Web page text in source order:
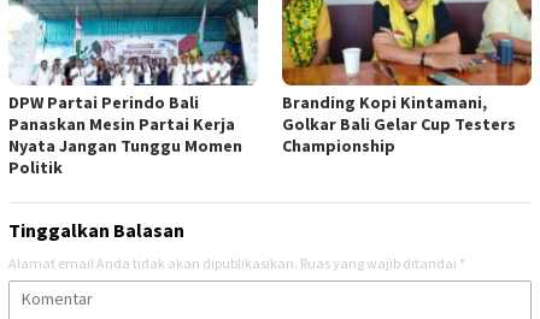
DPW Partai Perindo Bali
Panaskan Mesin Partai Kerja
Nyata Jangan Tunggu Momen
Politik
Branding Kopi Kintamani,
Golkar Bali Gelar Cup Testers
Championship
Tinggalkan Balasan
Alamat email Anda tidak akan dipublikasikan. Ruas yang wajib ditandai *